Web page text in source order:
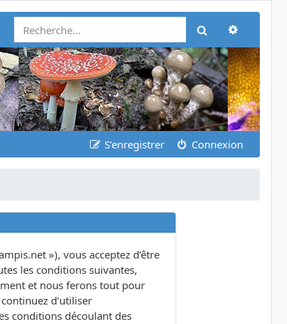
Rechercher
S’enregistrer Connexion
»), vous acceptez d’être
les conditions suivantes,
et nous ferons tout pour
d’utiliser
conditions découlant des